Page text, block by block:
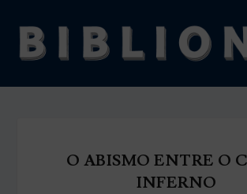
O ABISMO ENTRE O
INFERNO